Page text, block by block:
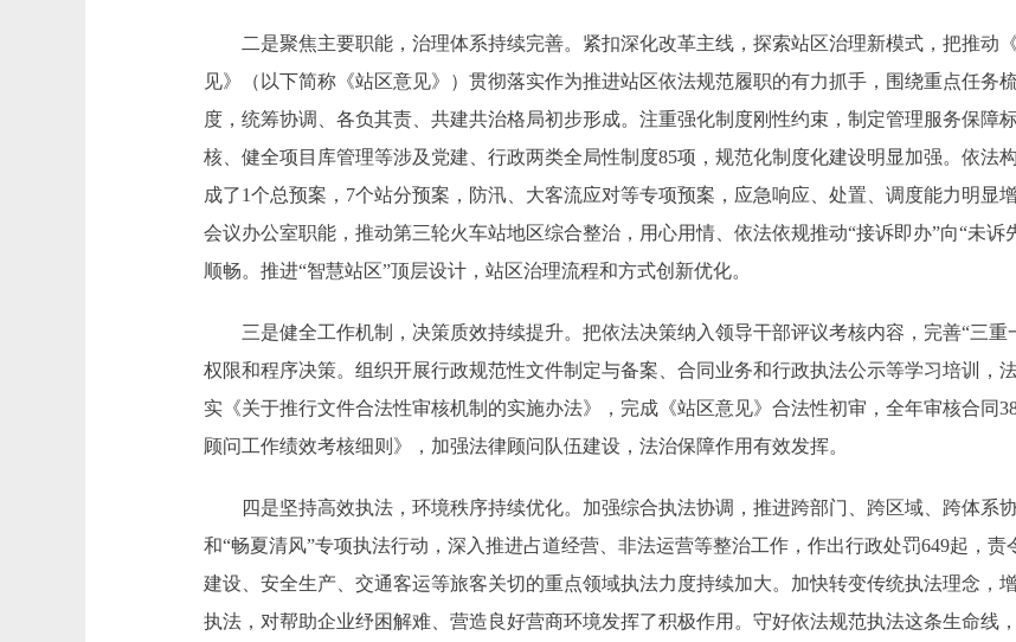
二是聚焦主要职能，治理体系持续完善。紧扣深化改革主线，探索站区治理新模式，把推动
见》（以下简称《站区意见》）贯彻落实作为推进站区依法规范履职的有力抓手，围绕重点任务
度，统筹协调、各负其责、共建共治格局初步形成。注重强化制度刚性约束，制定管理服务保障
核、健全项目库管理等涉及党建、行政两类全局性制度85项，规范化制度化建设明显加强。依法
成了1个总预案，7个站分预案，防汛、大客流应对等专项预案，应急响应、处置、调度能力明显
会议办公室职能，推动第三轮火车站地区综合整治，用心用情、依法依规推动“接诉即办”向“未诉
顺畅。推进“智慧站区”顶层设计，站区治理流程和方式创新优化。
三是健全工作机制，决策质效持续提升。把依法决策纳入领导干部评议考核内容，完善“三重
权限和程序决策。组织开展行政规范性文件制定与备案、合同业务和行政执法公示等学习培训，
实《关于推行文件合法性审核机制的实施办法》，完成《站区意见》合法性初审，全年审核合同
顾问工作绩效考核细则》，加强法律顾问队伍建设，法治保障作用有效发挥。
四是坚持高效执法，环境秩序持续优化。加强综合执法协调，推进跨部门、跨区域、跨体系
和“畅夏清风”专项执法行动，深入推进占道经营、非法运营等整治工作，作出行政处罚649起，责
建设、安全生产、交通客运等旅客关切的重点领域执法力度持续加大。加快转变传统执法理念，
执法，对帮助企业纾困解难、营造良好营商环境发挥了积极作用。守好依法规范执法这条生命线